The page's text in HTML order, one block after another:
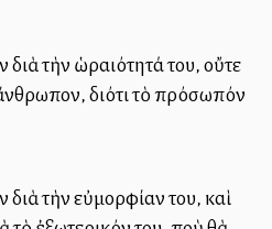
τὴν ὡραιότητά του, οὔτε
διότι τὸ πρόσωπόν
τὴν εὐμορφίαν του, καὶ